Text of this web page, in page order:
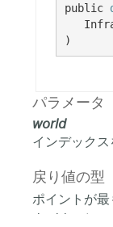
public
)
パラメータ
world
インデック
戻り値の型
ポイントが
double イン